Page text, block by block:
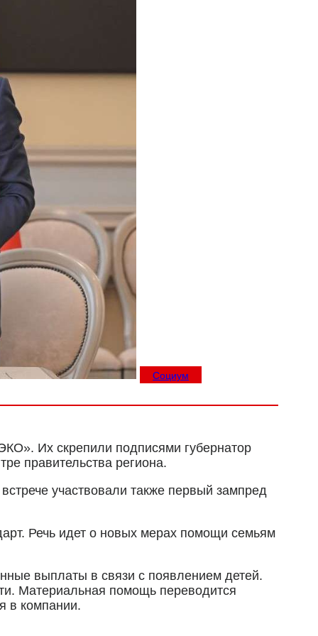
Социум
Их скрепили подписями губернатор
правительства региона.
участвовали также первый зампред
Речь идет о новых мерах помощи семьям
выплаты в связи с появлением детей.
Материальная помощь переводится
в компании.